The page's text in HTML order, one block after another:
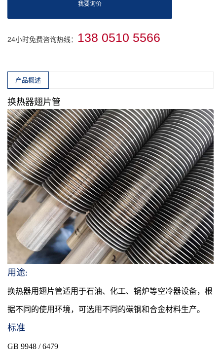
我要询价
24小时免费咨询热线： 138 0510 5566
产品概述
换热器翅片管
用途:
换热器用翅片管适用于石油、化工、锅炉等空冷器设备，根
据不同的使用环境，可选用不同的碳钢和合金材料生产。
标准
GB 9948 / 6479